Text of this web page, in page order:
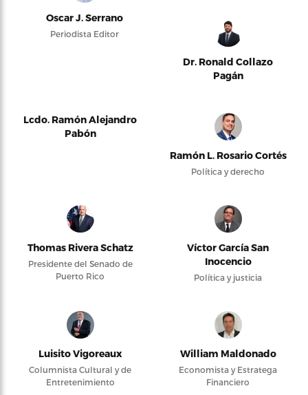
Oscar J. Serrano
Periodista Editor
Dr. Ronald Collazo
Pagán
Lcdo. Ramón Alejandro
Pabón
Ramón L. Rosario Cortés
Política y derecho
Thomas Rivera Schatz
Presidente del Senado de
Puerto Rico
Víctor García San
Inocencio
Política y justicia
Luisito Vigoreaux
Columnista Cultural y de
Entretenimiento
William Maldonado
Economista y Estratega
Financiero